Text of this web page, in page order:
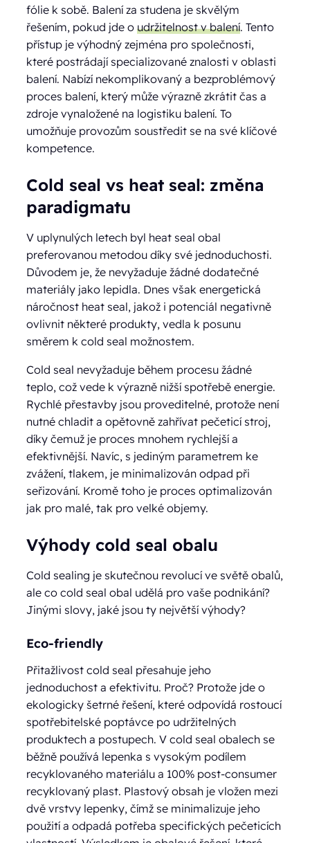
fólie k sobě. Balení za studena je skvělým
řešením, pokud jde oudržitelnost v balení. Tento
přístup je výhodný zejména pro společnosti,
které postrádají specializované znalosti v oblasti
balení. Nabízí nekomplikovaný a bezproblémový
proces balení, který může výrazně zkrátit čas a
zdroje vynaložené na logistiku balení. To
umožňuje provozům soustředit se na své klíčové
kompetence.
Cold seal vs heat seal: změna
paradigmatu
V uplynulých letech byl heat seal obal
preferovanou metodou díky své jednoduchosti.
Důvodem je, že nevyžaduje žádné dodatečné
materiály jako lepidla. Dnes však energetická
náročnost heat seal, jakož i potenciál negativně
ovlivnit některé produkty, vedla k posunu
směrem k cold seal možnostem.
Cold seal nevyžaduje během procesu žádné
teplo, což vede k výrazně nižší spotřebě energie.
Rychlé přestavby jsou proveditelné, protože není
nutné chladit a opětovně zahřívat pečeticí stroj,
díky čemuž je proces mnohem rychlejší a
efektivnější. Navíc, s jediným parametrem ke
zvážení, tlakem, je minimalizován odpad při
seřizování. Kromě toho je proces optimalizován
jak pro malé, tak pro velké objemy.
Výhody cold seal obalu
Cold sealing je skutečnou revolucí ve světě obalů,
ale co cold seal obal udělá pro vaše podnikání?
Jinými slovy, jaké jsou ty největší výhody?
Eco-friendly
Přitažlivost cold seal přesahuje jeho
jednoduchost a efektivitu. Proč? Protože jde o
ekologicky šetrné řešení, které odpovídá rostoucí
spotřebitelské poptávce po udržitelných
produktech a postupech. V cold seal obalech se
běžně používá lepenka s vysokým podílem
recyklovaného materiálu a 100% post-consumer
recyklovaný plast. Plastový obsah je vložen mezi
dvě vrstvy lepenky, čímž se minimalizuje jeho
použití a odpadá potřeba specifických pečeticích